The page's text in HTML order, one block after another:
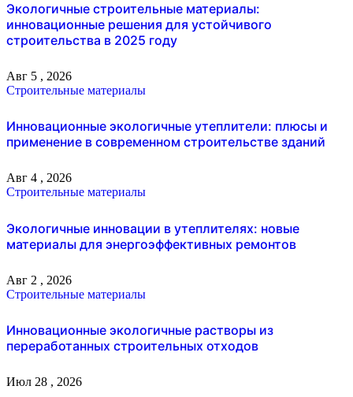
Экологичные строительные материалы:
инновационные решения для устойчивого
строительства в 2025 году
Авг 5 , 2026
Строительные материалы
Инновационные экологичные утеплители: плюсы и
применение в современном строительстве зданий
Авг 4 , 2026
Строительные материалы
Экологичные инновации в утеплителях: новые
материалы для энергоэффективных ремонтов
Авг 2 , 2026
Строительные материалы
Инновационные экологичные растворы из
переработанных строительных отходов
Июл 28 , 2026